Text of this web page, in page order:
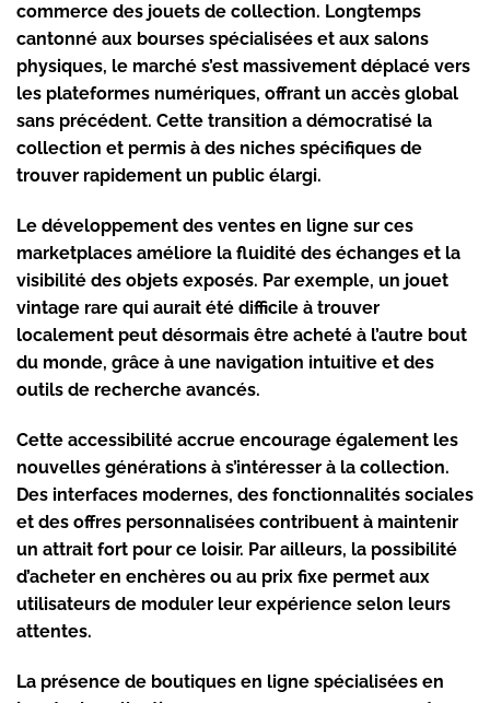
commerce des jouets de collection. Longtemps
cantonné aux bourses spécialisées et aux salons
physiques, le marché s’est massivement déplacé vers
les plateformes numériques, offrant un accès global
sans précédent. Cette transition a démocratisé la
collection et permis à des niches spécifiques de
trouver rapidement un public élargi.
Le développement des ventes en ligne sur ces
marketplaces améliore la fluidité des échanges et la
visibilité des objets exposés. Par exemple, un jouet
vintage rare qui aurait été difficile à trouver
localement peut désormais être acheté à l’autre bout
du monde, grâce à une navigation intuitive et des
outils de recherche avancés.
Cette accessibilité accrue encourage également les
nouvelles générations à s’intéresser à la collection.
Des interfaces modernes, des fonctionnalités sociales
et des offres personnalisées contribuent à maintenir
un attrait fort pour ce loisir. Par ailleurs, la possibilité
d’acheter en enchères ou au prix fixe permet aux
utilisateurs de moduler leur expérience selon leurs
attentes.
La présence de boutiques en ligne spécialisées en